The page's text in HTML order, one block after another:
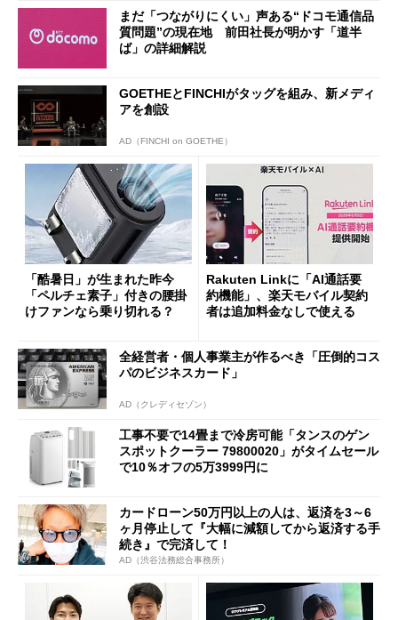
まだ「つながりにくい」声ある“ドコモ通信品
質問題”の現在地 前田社長が明かす「道半
ば」の詳細解説
GOETHEとFINCHIがタッグを組み、新メディ
アを創設
AD（FINCHI on GOETHE）
「酷暑日」が生まれた昨今
「ペルチェ素子」付きの腰掛
けファンなら乗り切れる？
Rakuten Linkに「AI通話要
約機能」、楽天モバイル契約
者は追加料金なしで使える
全経営者・個人事業主が作るべき「圧倒的コス
パのビジネスカード」
AD（クレディセゾン）
工事不要で14畳まで冷房可能「タンスのゲン
スポットクーラー 79800020」がタイムセール
で10％オフの5万3999円に
カードローン50万円以上の人は、返済を3～6
ヶ月停止して『大幅に減額してから返済する手
続き』で完済して！
AD（渋谷法務総合事務所）